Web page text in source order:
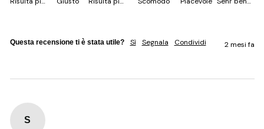
Questa recensione ti è stata utile? Sì Segnala Condividi 2 mesi fa
S